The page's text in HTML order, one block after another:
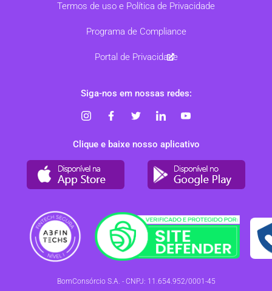
Termos de uso e Política de Privacidade
Programa de Compliance
Portal de Privacidade
Siga-nos em nossas redes:
Clique e baixe nosso aplicativo
BomConsórcio S.A. - CNPJ: 11.654.952/0001-45